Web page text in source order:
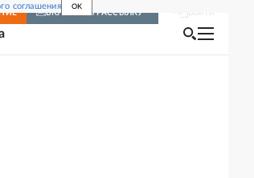
соглашения OK
ВКЛЮЧИТЬ РАССЫЛКУ